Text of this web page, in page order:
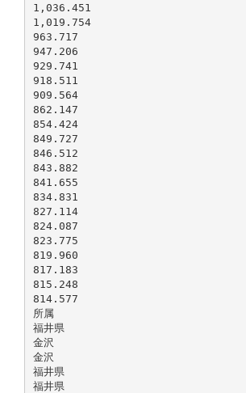
1,036.451
1,019.754
963.717
947.206
929.741
918.511
909.564
862.147
854.424
849.727
846.512
843.882
841.655
834.831
827.114
824.087
823.775
819.960
817.183
815.248
814.577
所属
福井県
金沢
金沢
福井県
福井県